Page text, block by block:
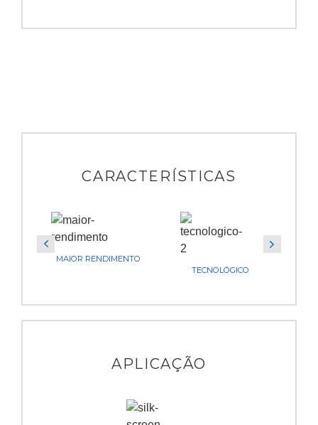
CARACTERÍSTICAS
MAIOR RENDIMENTO
TECNOLÓGICO
APLICAÇÃO